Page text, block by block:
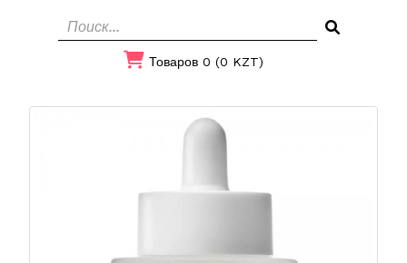
Товаров 0 (0 KZT)